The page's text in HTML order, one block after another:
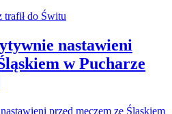
nastawieni
w Pucharze